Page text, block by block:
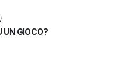
UN GIOCO?